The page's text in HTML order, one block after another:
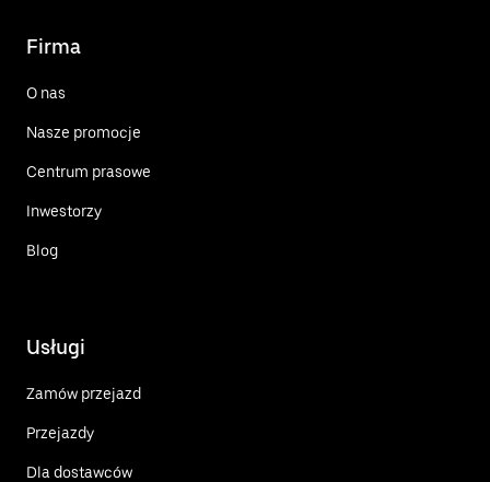
Firma
O nas
Nasze promocje
Centrum prasowe
Inwestorzy
Blog
Usługi
Zamów przejazd
Przejazdy
Dla dostawców